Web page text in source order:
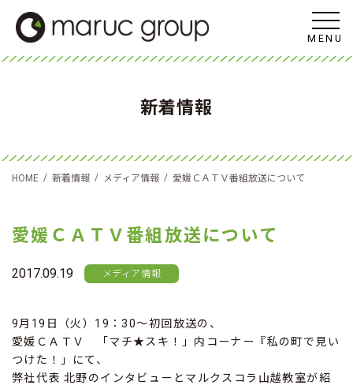
MENU
新着情報
HOME / 新着情報 / メディア情報 / 愛媛ＣＡＴＶ番組放送について
愛媛ＣＡＴＶ番組放送について
2017.09.19 メディア情報
9月19日（火）19：30～初回放送の、
愛媛ＣＡＴＶ 「マチ★スキ！」内コーナー『私の町で見い
つけた！」にて、
弊社代表 北野のインタビューとマルクスコラ山越教室が紹